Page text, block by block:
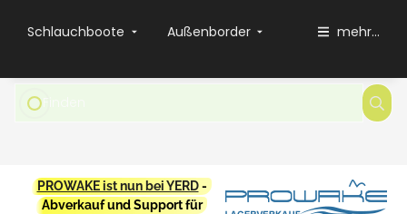
Schlauchboote Außenborder mehr...
PROWAKE ist nun bei YERD-
Abverkauf und Support für